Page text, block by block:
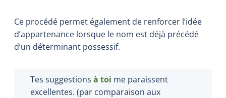
Ce procédé permet également de renforcer l’idée
d’appartenance lorsque le nom est déjà précédé
d’un déterminant possessif.
Tes suggestions à toi me paraissent
excellentes. (par comparaison aux